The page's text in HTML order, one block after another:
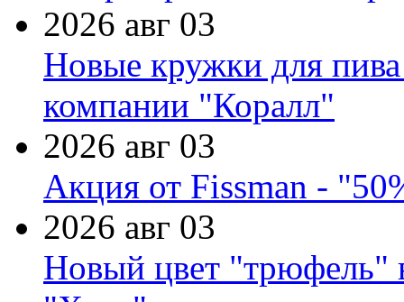
2026 авг 03
Новые кружки для
компании "Коралл"
2026 авг 03
Акция от Fissman -
2026 авг 03
Новый цвет "трюфель"